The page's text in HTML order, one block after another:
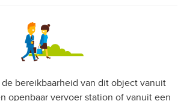
bereikbaarheid van dit object vanuit
openbaar vervoer station of vanuit een